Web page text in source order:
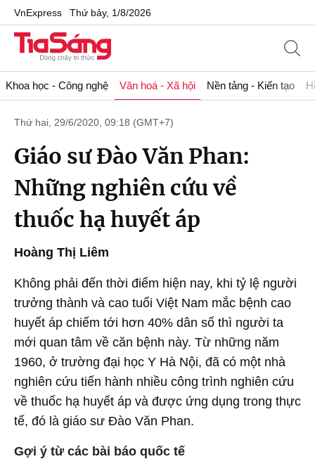
VnExpress Thứ bảy, 1/8/2026
Khoa học - Công nghệ Văn hoá - Xã hội Nền tảng - Kiến tạo
Thứ hai, 29/6/2020, 09:18 (GMT+7)
Giáo sư Đào Văn Phan:
Những nghiên cứu về
thuốc hạ huyết áp
Hoàng Thị Liêm
Không phải đến thời điểm hiện nay, khi tỷ lệ người
trưởng thành và cao tuổi Việt Nam mắc bệnh cao
huyết áp chiếm tới hơn 40% dân số thì người ta
mới quan tâm về căn bệnh này. Từ những năm
1960, ở trường đại học Y Hà Nội, đã có một nhà
nghiên cứu tiến hành nhiều công trình nghiên cứu
về thuốc hạ huyết áp và được ứng dụng trong thực
tế, đó là giáo sư Đào Văn Phan.
Gợi ý từ các bài báo quốc tế